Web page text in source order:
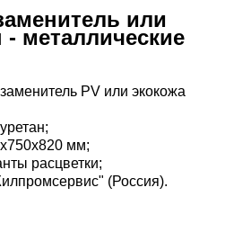
или
металлические
PV или экокожа
мм;
расцветки;
(Россия).